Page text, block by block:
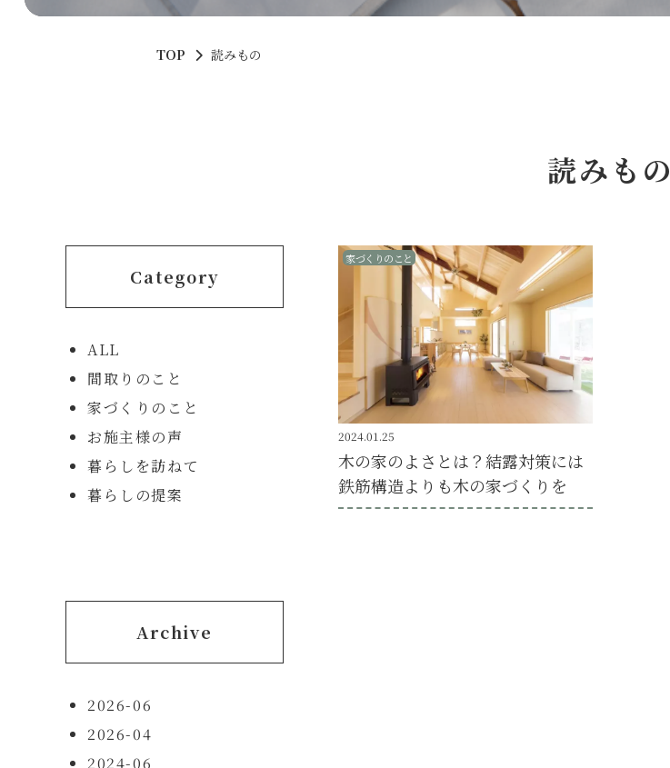
TOP 読みもの
読みもの
Category
ALL
間取りのこと
家づくりのこと
お施主様の声
暮らしを訪ねて
暮らしの提案
Archive
2026-06
2026-04
2024-06
家づくりのこと
2024.01.25
木の家のよさとは？結露対策には
鉄筋構造よりも木の家づくりを